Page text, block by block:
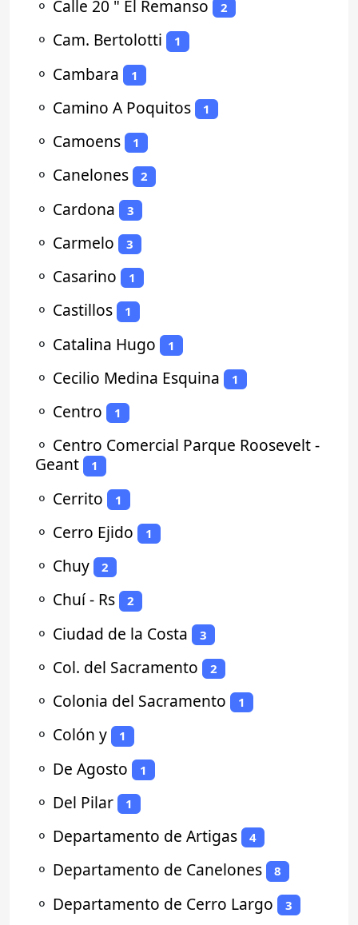
⚬ Calle 20 " El Remanso 2
⚬ Cam. Bertolotti 1
⚬ Cambara 1
⚬ Camino A Poquitos 1
⚬ Camoens 1
⚬ Canelones 2
⚬ Cardona 3
⚬ Carmelo 3
⚬ Casarino 1
⚬ Castillos 1
⚬ Catalina Hugo 1
⚬ Cecilio Medina Esquina 1
⚬ Centro 1
⚬ Centro Comercial Parque Roosevelt -
Geant
1
⚬ Cerrito 1
⚬ Cerro Ejido 1
⚬ Chuy 2
⚬ Chuí - Rs 2
⚬ Ciudad de la Costa 3
⚬ Col. del Sacramento 2
⚬ Colonia del Sacramento 1
⚬ Colón y 1
⚬ De Agosto 1
⚬ Del Pilar 1
⚬ Departamento de Artigas 4
⚬ Departamento de Canelones 8
⚬ Departamento de Cerro Largo 3